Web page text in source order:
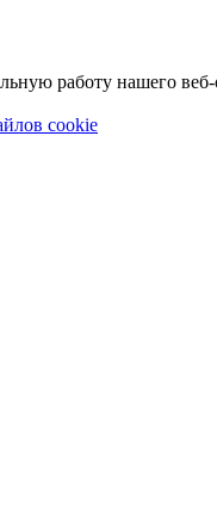
работу нашего веб-
cookie